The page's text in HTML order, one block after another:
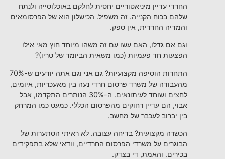
החרדי עדיין מיניאטוריים יחסית לחלקם באוכלוסייה ולנתח
שלהם בכוח הקנייה. זה משפיל. הכישלון הוא של הפרסומאים
והמדיה החרדית, אין ספק.
וגם אם גדלו, האם עשו עם זה משהו מיוחד חוץ מאי אילו
הפצעות חד פעמיות (כמו משאית הביומד של טריו)?
התחרות הוסיפה מקצועיות? גם אני וגם אתה יודעים ש-70%
מהעבודה של משרד פרסום חרדי נעה בין מאעכריות, איומים,
לחצים ושוחד לעיתונאים. ה-30% הנותרים התקדמו, אבל
אבוי, הם עדיין רחוקים מהפרסום הכללי. כמעט כמו המרחק
בין יברוב לעכבר של מחשב.
הכשרה מקצועית? בדיחה עצובה. לא ראיתי הסתערות של
הבוגרים על משרדי הפרסום החרדיים, וודאי שלא בתפקידים
בכירים. והאמת, די בצדק.